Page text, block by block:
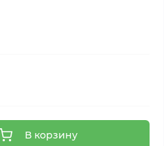
В корзину